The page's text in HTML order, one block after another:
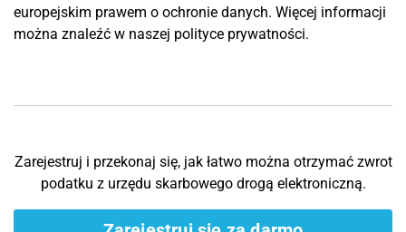
europejskim prawem o ochronie danych. Więcej informacji
można znaleźć w naszej polityce prywatności.
Zarejestruj i przekonaj się, jak łatwo można otrzymać zwrot
podatku z urzędu skarbowego drogą elektroniczną.